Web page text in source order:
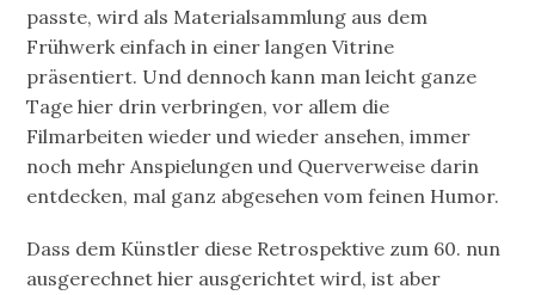
passte, wird als Materialsammlung aus dem
Frühwerk einfach in einer langen Vitrine
präsentiert. Und dennoch kann man leicht ganze
Tage hier drin verbringen, vor allem die
Filmarbeiten wieder und wieder ansehen, immer
noch mehr Anspielungen und Querverweise darin
entdecken, mal ganz abgesehen vom feinen Humor.
Dass dem Künstler diese Retrospektive zum 60. nun
ausgerechnet hier ausgerichtet wird, ist aber